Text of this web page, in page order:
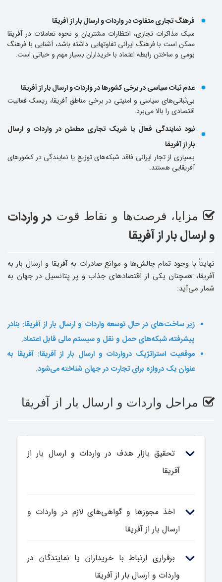
فرهنگ تجاری متفاوت در واردات و ارسال بار از آفریقا
سبک مذاکرات تجاری، انتظارات مشتریان و نحوه تعاملات در آفریقا
ممکن است با فرهنگ ایرانی تفاوتهایی داشته باشد، آشنایی با فرهنگ
بومی و ساختن رابطه اعتماد با خریداران بسیار مهم و حیاتی است.
عدم ثبات سیاسی در برخی کشورها در واردات و ارسال بار از آفریقا
بی‌ثباتی‌های سیاسی و امنیتی در برخی مناطق آفریقا، ریسک فعالیت
اقتصادی را بالا می‌برد.
نبود نمایندگی فعال یا شریک تجاری مطمئن در واردات و ارسال
بار از آفریقا
بسیاری از تجار ایرانی فاقد شبکه‌های توزیع یا نمایندگی در کشورهای
آفریقایی هستند.
مزایا، فرصت‌ها و نقاط قوت در واردات
و ارسال بار از آفریقا
نهایتاً با وجود تمام چالش‌ها و موانع صادرات به آفریقا و ارسال بار به
آفریقا، همچنان یکی از اقتصادهای جذاب و پر پتانسیل در جهان به
‌شمار می‌آید:
زیر ساخت‌های در حال توسعه‌ واردات و ارسال بار از آفریقا: بنادر
پیشرفته، شبکه‌های حمل ‌و نقل و سیستم مالی قابل اعتماد.
موقعیت استراتژیک درواردات و ارسال بار از آفریقا: آفریقا به
‌عنوان یک دروازه برای تجارت در جهان شناخته می‌شود.
مراحل واردات و ارسال بار از آفریقا
تحقیق بازار هدف در واردات و ارسال بار از
آفریقا
اخذ مجوزها و گواهی‌های لازم در واردات و
ارسال بار از آفریقا
برقراری ارتباط با خریداران یا نمایندگان در
واردات و ارسال بار از آفریقا